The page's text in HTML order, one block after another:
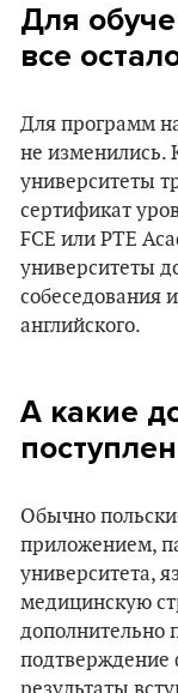
Для
все
Для программ
не изменились.
университеты
сертификат
FCE или PTE
университеты
собеседования
английского.
А какие
Обычно
приложением,
университета,
медицинскую
дополнительно
подтверждение